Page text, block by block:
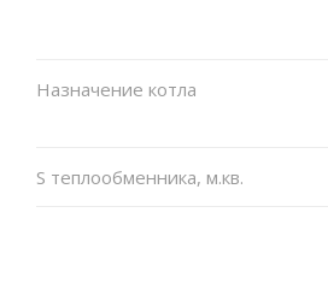
Назначение котла
S теплообменника, м.кв.